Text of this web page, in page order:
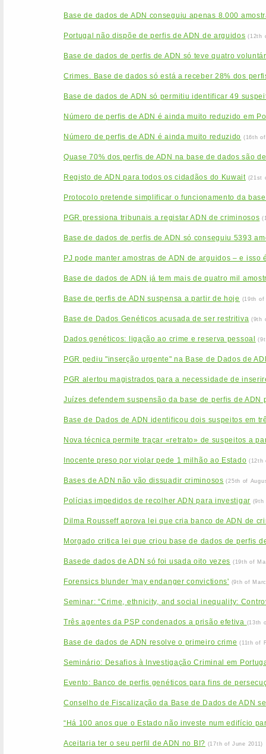
Base de dados de ADN conseguiu apenas 8.000
Portugal não dispõe de perfis de ADN de arguidos (12th
Base de dados de perfis de ADN só teve quatro
Crimes. Base de dados só está a receber 28% dos
Base de dados de ADN só permitiu identificar 49
Número de perfis de ADN é ainda muito reduzido em
Número de perfis de ADN é ainda muito reduzido (16th
Quase 70% dos perfis de ADN na base de dados são
Registo de ADN para todos os cidadãos do Kuwait (21st
Protocolo pretende simplificar o funcionamento da
PGR pressiona tribunais a registar ADN de criminosos
Base de dados de perfis de ADN só conseguiu 5393
PJ pode manter amostras de ADN de arguidos – e isso
Base de dados de ADN já tem mais de quatro mil
Base de perfis de ADN suspensa a partir de hoje (19th of
Base de Dados Genéticos acusada de ser restritiva (9th
Dados genéticos: ligação ao crime e reserva pessoal
PGR pediu "inserção urgente" na Base de Dados de
PGR alertou magistrados para a necessidade de
Juízes defendem suspensão da base de perfis de ADN
Base de Dados de ADN identificou dois suspeitos em
Nova técnica permite traçar «retrato» de suspeitos a
Inocente preso por violar pede 1 milhão ao Estado (12th
Bases de ADN não vão dissuadir criminosos (25th of
Polícias impedidos de recolher ADN para investigar (9th
Dilma Rousseff aprova lei que cria banco de ADN de
Morgado critica lei que criou base de dados de perfis
Basede dados de ADN só foi usada oito vezes (19th of
Forensics blunder 'may endanger convictions' (9th of
Seminar: “Crime, ethnicity, and social inequality:
Três agentes da PSP condenados a prisão efetiva (13th
Base de dados de ADN resolve o primeiro crime (11th of
Seminário: Desafios à Investigação Criminal em
Evento: Banco de perfis genéticos para fins de
Conselho de Fiscalização da Base de Dados de ADN
“Há 100 anos que o Estado não investe num edifício
Aceitaria ter o seu perfil de ADN no BI? (17th of June 2011)